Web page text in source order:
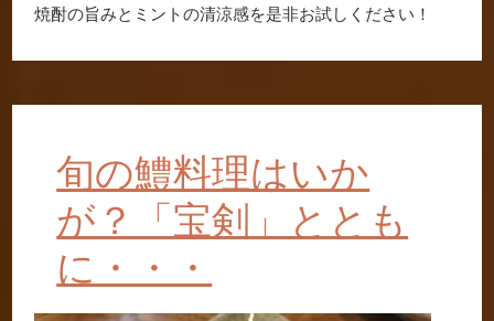
焼酎の旨みとミントの清涼感を是非お試しください！
旬の鱧料理はいか
が？「宝剣」ととも
に・・・